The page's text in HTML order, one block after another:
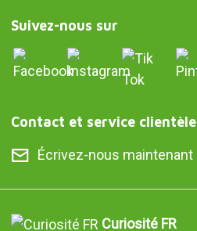
Suivez-nous sur
Contact et service clientèle
Écrivez-nous maintenant
Curiosité FR